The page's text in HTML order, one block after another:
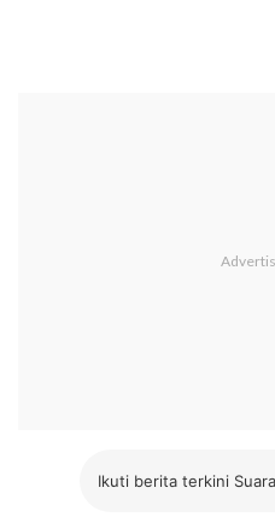
Ikuti berita terkini